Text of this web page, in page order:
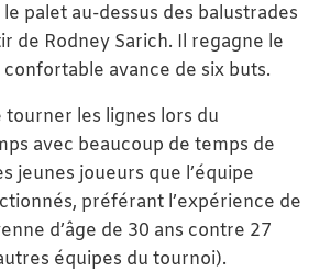
palet au-dessus des balustrades
de Rodney Sarich. Il regagne le
avance de six buts.
tourner les lignes lors du
avec beaucoup de temps de
jeunes joueurs que l’équipe
préférant l’expérience de
d’âge de 30 ans contre 27
équipes du tournoi).